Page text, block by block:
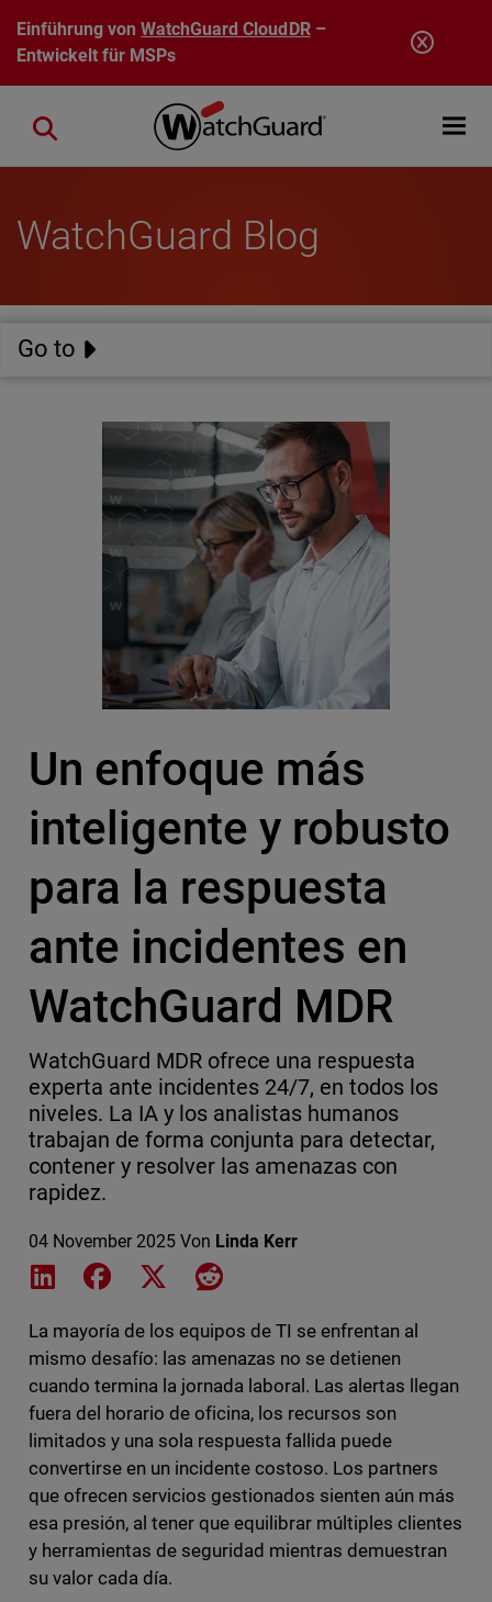
Direkt zum Inhalt
Einführung vonWatchGuard CloudDR–
Entwickelt für MSPs
Open
Close search
WatchGuard Blog
Go to
Un enfoque más
inteligente y robusto
para la respuesta
ante incidentes en
WatchGuard MDR
WatchGuard MDR ofrece una respuesta
experta ante incidentes 24/7, en todos los
niveles. La IA y los analistas humanos
trabajan de forma conjunta para detectar,
contener y resolver las amenazas con
rapidez.
04 November 2025 Von Linda Kerr
Share on LinkedIn
Share on Facebook
Share on XShare on Reddit
La mayoría de los equipos de TI se enfrentan al
mismo desafío: las amenazas no se detienen
cuando termina la jornada laboral. Las alertas llegan
fuera del horario de oficina, los recursos son
limitados y una sola respuesta fallida puede
convertirse en un incidente costoso. Los partners
que ofrecen servicios gestionados sienten aún más
esa presión, al tener que equilibrar múltiples clientes
y herramientas de seguridad mientras demuestran
su valor cada día.